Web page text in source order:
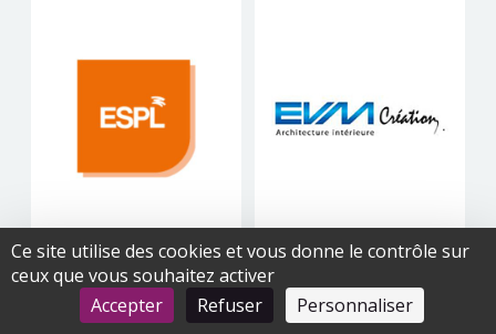
ESPL EVM Création
Ce site utilise des cookies et vous donne le contrôle sur
ceux que vous souhaitez activer
Accepter
Refuser Personnaliser